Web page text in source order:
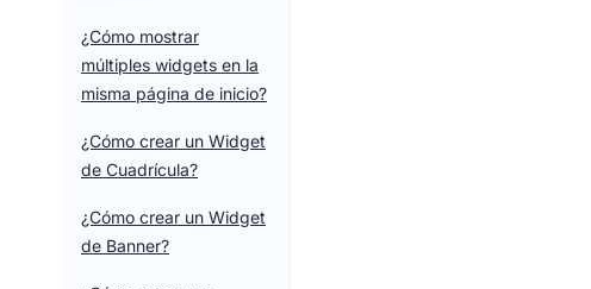
¿Cómo mostrar
múltiples widgets en la
misma página de inicio?
¿Cómo crear un Widget
de Cuadrícula?
¿Cómo crear un Widget
de Banner?